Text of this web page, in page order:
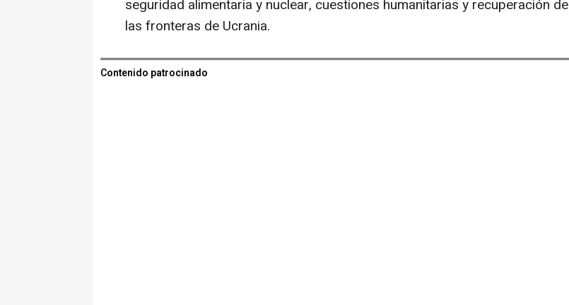
seguridad alimentaria y nuclear, cuestiones humanitarias y recuperación de
las fronteras de Ucrania.
Contenido patrocinado